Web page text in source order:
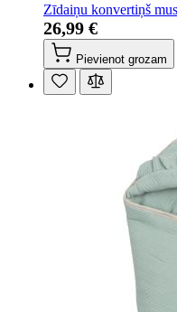
Zīdaiņu konvertiņš
26,99 €
Pievienot grozam